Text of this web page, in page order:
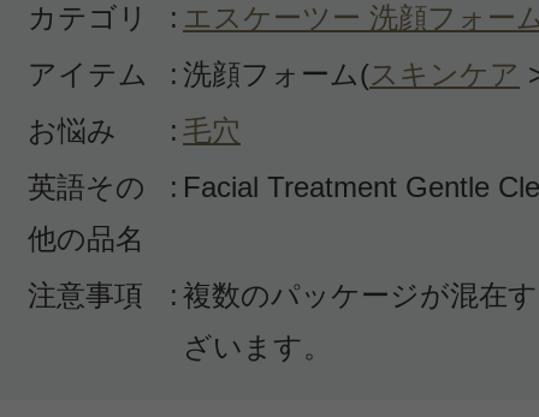
投稿日：2025年03月
ユキ 様／50代前半
感じた効能：毛穴/ニキビ
購入品：フェイシャル トリートメン
カテゴリ
: エスケーツー 洗顔フォー
アイテム
: 洗顔フォーム(スキンケア
お悩み
: 毛穴
英語その
他の品名
: Facial Treatment Gentle
注意事項 : 複数のパッケージが混在
ざいます。